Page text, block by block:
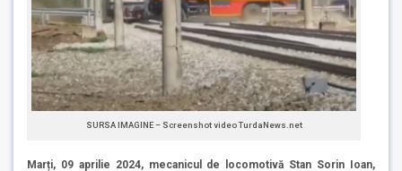
SURSA IMAGINE – Screenshot video TurdaNews.net
Marți, 09 aprilie 2024, mecanicul de locomotivă Stan Sorin Ioan,